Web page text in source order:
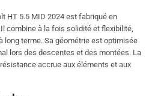
HT 5.5 MID 2024 est fabriqué en
combine à la fois solidité et flexibilité,
long terme. Sa géométrie est optimisée
lors des descentes et des montées. La
accrue aux éléments et aux